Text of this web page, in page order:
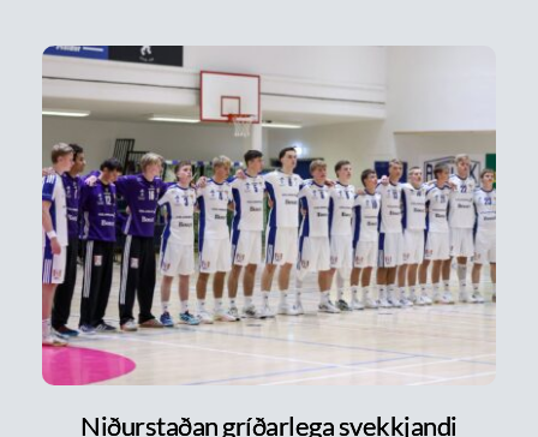
Niðurstaðan gríðarlega svekkjandi